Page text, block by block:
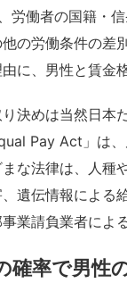
労働者の国籍・
の労働条件の差
に、男性と賃金
決めは当然日本
Pay Act」は
な法律は、人種
遺伝情報による
業請負業者によ
確率で男性